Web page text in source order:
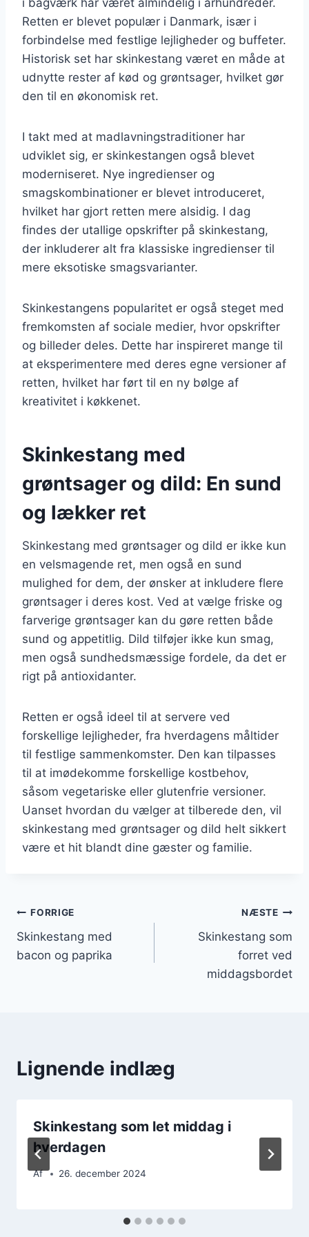
Retten er blevet populær i Danmark, især i
forbindelse med festlige lejligheder og buffeter.
Historisk set har skinkestang været en måde at
udnytte rester af kød og grøntsager, hvilket gør
den til en økonomisk ret.
I takt med at madlavningstraditioner har
udviklet sig, er skinkestangen også blevet
moderniseret. Nye ingredienser og
smagskombinationer er blevet introduceret,
hvilket har gjort retten mere alsidig. I dag
findes der utallige opskrifter på skinkestang,
der inkluderer alt fra klassiske ingredienser til
mere eksotiske smagsvarianter.
Skinkestangens popularitet er også steget med
fremkomsten af sociale medier, hvor opskrifter
og billeder deles. Dette har inspireret mange til
at eksperimentere med deres egne versioner af
retten, hvilket har ført til en ny bølge af
kreativitet i køkkenet.
Skinkestang med
grøntsager og dild: En sund
og lækker ret
Skinkestang med grøntsager og dild er ikke kun
en velsmagende ret, men også en sund
mulighed for dem, der ønsker at inkludere flere
grøntsager i deres kost. Ved at vælge friske og
farverige grøntsager kan du gøre retten både
sund og appetitlig. Dild tilføjer ikke kun smag,
men også sundhedsmæssige fordele, da det er
rigt på antioxidanter.
Retten er også ideel til at servere ved
forskellige lejligheder, fra hverdagens måltider
til festlige sammenkomster. Den kan tilpasses
til at imødekomme forskellige kostbehov,
såsom vegetariske eller glutenfrie versioner.
Uanset hvordan du vælger at tilberede den, vil
skinkestang med grøntsager og dild helt sikkert
være et hit blandt dine gæster og familie.
Indlægsnavigation
FORRIGE
Skinkestang med
bacon og paprika
NÆSTE
Skinkestang som
forret ved
middagsbordet
Lignende indlæg
Skinkestang som let middag i
hverdagen
Af 26. december 2024